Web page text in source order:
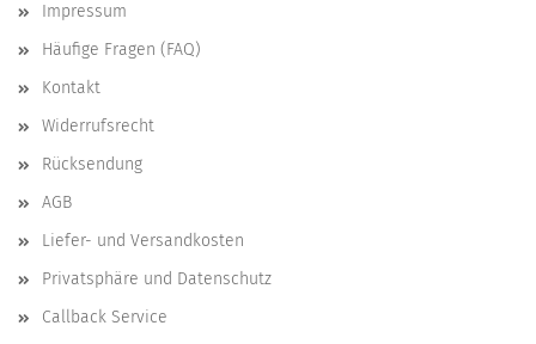
Impressum
Häufige Fragen (FAQ)
Kontakt
Widerrufsrecht
Rücksendung
AGB
Liefer- und Versandkosten
Privatsphäre und Datenschutz
Callback Service